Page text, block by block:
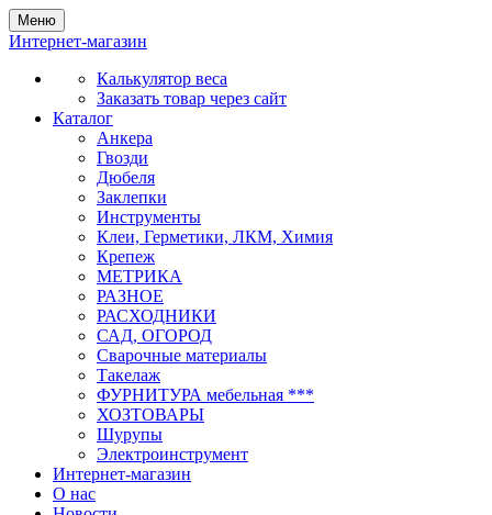
Меню
Интернет-магазин
Калькулятор веса
Заказать товар через сайт
Каталог
Анкера
Гвозди
Дюбеля
Заклепки
Инструменты
Клеи, Герметики, ЛКМ, Химия
Крепеж
МЕТРИКА
РАЗНОЕ
РАСХОДНИКИ
САД, ОГОРОД
Сварочные материалы
Такелаж
ФУРНИТУРА мебельная ***
ХОЗТОВАРЫ
Шурупы
Электроинструмент
Интернет-магазин
О нас